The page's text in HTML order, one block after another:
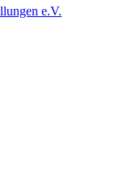
e.V.